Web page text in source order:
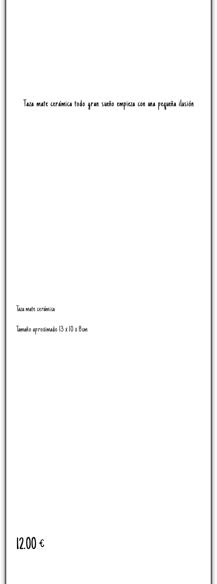
Taza mate cerámica todo gran sueño empieza con una pequeña ilusión
Taza mate cerámica
Tamaño aproximado 13 x 10 x 8cm
12.00€